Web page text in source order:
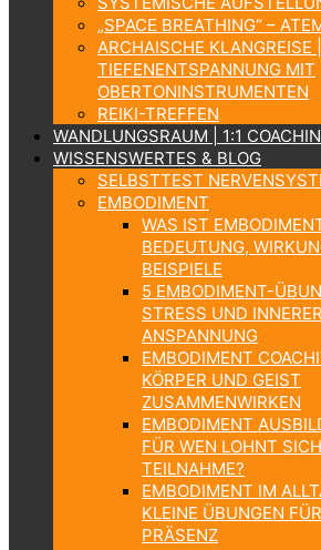
„SPACE BREATHING“ –
ARCHAISCHE KLANGREISE |
TIEFENENTSPANNUNG MIT
OBERTONINSTRUMENTEN
REIKI-TREFFEN
WANDLUNGSRAUM | 1:1
WISSENSWERTES & BLOG
SELBSTTEST
EMBODIMENT
WAS IST
BEDEUTUNG,
BEISPIELE
5 EMBODIMENT-
STRESS UND INNERER
ANSPANNUNG
EMBODIMENT
KÖRPER UND GEIST
ZUSAMMENWIRKEN
EMBODIMENT
FÜR WEN LOHNT
TEILNAHME?
EMBODIMENT IM
KLEINE ÜBUNGEN
PRÄSENZ